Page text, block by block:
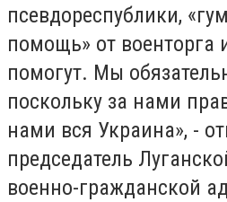
псевдореспублики,
помощь» от
помогут. Мы
поскольку за нами
нами вся Украина», -
председатель
военно-гражданской